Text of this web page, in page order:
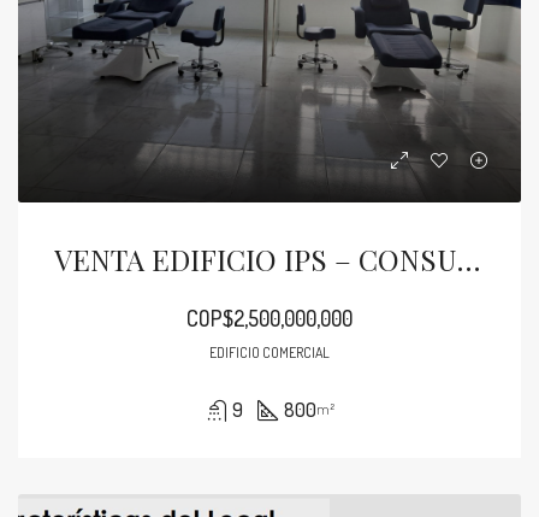
VENTA EDIFICIO IPS – CONSULTORIOS. 4 PISOS, ESTRADA. 800 M2
COP$2,500,000,000
EDIFICIO COMERCIAL
9 800m²